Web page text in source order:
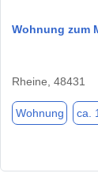
Wohnung zum
Rheine, 48431
Wohnung ca.